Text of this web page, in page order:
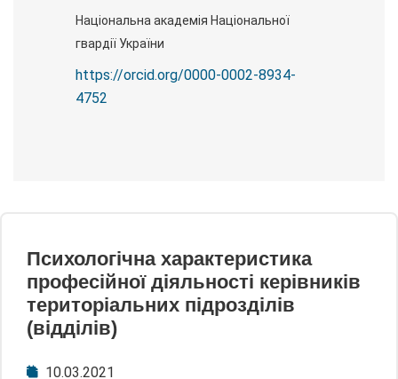
Національна академія Національної
гвардії України
https://orcid.org/0000-0002-8934-
4752
Психологічна характеристика
професійної діяльності керівників
територіальних підрозділів
(відділів)
10.03.2021